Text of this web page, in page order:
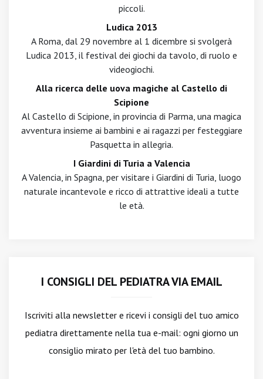
piccoli.
Ludica 2013
A Roma, dal 29 novembre al 1 dicembre si svolgerà
Ludica 2013, il festival dei giochi da tavolo, di ruolo e
videogiochi.
Alla ricerca delle uova magiche al Castello di
Scipione
Al Castello di Scipione, in provincia di Parma, una magica
avventura insieme ai bambini e ai ragazzi per festeggiare
Pasquetta in allegria.
I Giardini di Turia a Valencia
A Valencia, in Spagna, per visitare i Giardini di Turia, luogo
naturale incantevole e ricco di attrattive ideali a tutte
le età.
I CONSIGLI DEL PEDIATRA VIA EMAIL
Iscriviti alla newslettere ricevi i consigli del tuo amico
pediatra direttamente nella tua e-mail: ogni giorno un
consiglio mirato per l'età del tuo bambino.